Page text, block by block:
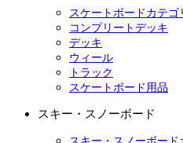
スケートボードカテゴ
コンプリートデッキ
デッキ
ウィール
トラック
スケートボード用品
スキー・スノーボード